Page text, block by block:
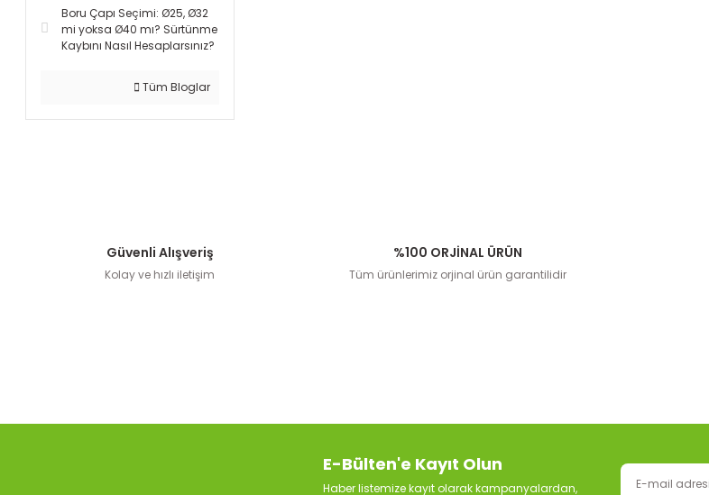
Boru Çapı Seçimi: Ø25, Ø32
mi yoksa Ø40 mı? Sürtünme
Kaybını Nasıl Hesaplarsınız?
Tüm Bloglar
Güvenli Alışveriş
Kolay ve hızlı iletişim
%100 ORJİNAL ÜRÜN
Tüm ürünlerimiz orjinal ürün garantilidir
E-Bülten'e Kayıt Olun
Haber listemize kayıt olarak kampanyalardan,